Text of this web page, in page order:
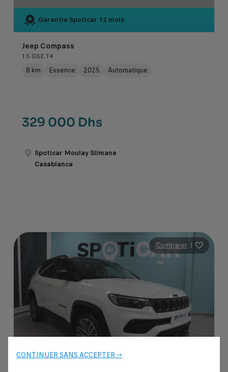
Garantie Spoticar 12 mois
Jeep Compass
1.5 GSE T4
8 km Essence 2025 Automatique
329 000 Dhs
Spoticar Moulay Slimane
Casablanca
Comparer |
CONTINUER SANS ACCEPTER →